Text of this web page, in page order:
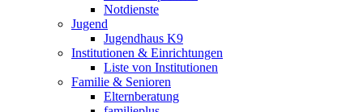
Notdienste
Jugend
Jugendhaus K9
Institutionen & Einrichtungen
Liste von Institutionen
Familie & Senioren
Elternberatung